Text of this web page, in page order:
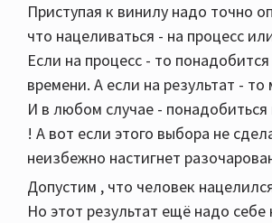
Приступая к винилу надо точно
что нацеливаться - на процесс
Если на процесс - то
времени. А если на результат - то
И в любом случае -
! А вот если этого выбора не
неизбежно настигнет
Допустим , что человек
Но этот результат ещё надо себе